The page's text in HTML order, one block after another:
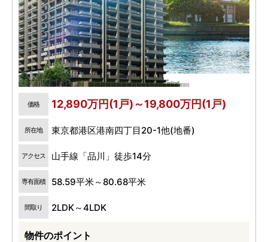
価格 12,890万円(1戸)～19,800万円(1戸)
所在地 東京都港区港南四丁目20-1他(地番)
アクセス 山手線「品川」徒歩14分
専有面積 58.59平米～80.68平米
間取り 2LDK～4LDK
物件のポイント